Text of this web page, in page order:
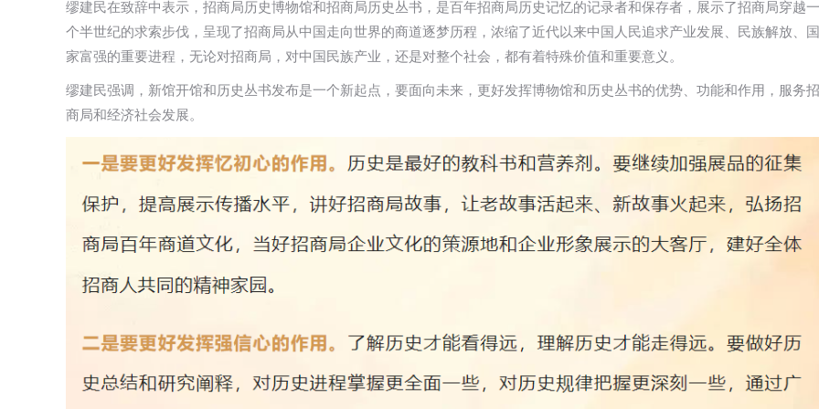
缪建民在致辞中表示，招商局历史博物馆和招商局历史丛书，是百年招商局历史记忆的记录者和保存者，展示了招商局穿越一
个半世纪的求索步伐，呈现了招商局从中国走向世界的商道逐梦历程，浓缩了近代以来中国人民追求产业发展、民族解放、国
家富强的重要进程，无论对招商局，对中国民族产业，还是对整个社会，都有着特殊价值和重要意义。
缪建民强调，新馆开馆和历史丛书发布是一个新起点，要面向未来，更好发挥博物馆和历史丛书的优势、功能和作用，服务招
商局和经济社会发展。